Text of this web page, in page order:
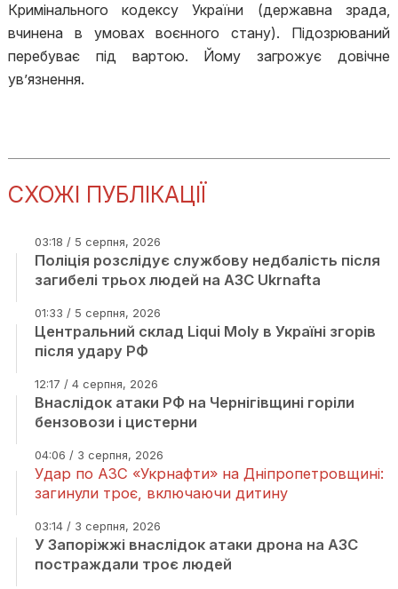
Кримінального кодексу України (державна зрада,
вчинена в умовах воєнного стану). Підозрюваний
перебуває під вартою. Йому загрожує довічне
ув’язнення.
СХОЖІ ПУБЛІКАЦІЇ
03:18 / 5 серпня, 2026
Поліція розслідує службову недбалість після
загибелі трьох людей на АЗС Ukrnafta
01:33 / 5 серпня, 2026
Центральний склад Liqui Moly в Україні згорів
після удару РФ
12:17 / 4 серпня, 2026
Внаслідок атаки РФ на Чернігівщині горіли
бензовози і цистерни
04:06 / 3 серпня, 2026
Удар по АЗС «Укрнафти» на Дніпропетровщині:
загинули троє, включаючи дитину
03:14 / 3 серпня, 2026
У Запоріжжі внаслідок атаки дрона на АЗС
постраждали троє людей